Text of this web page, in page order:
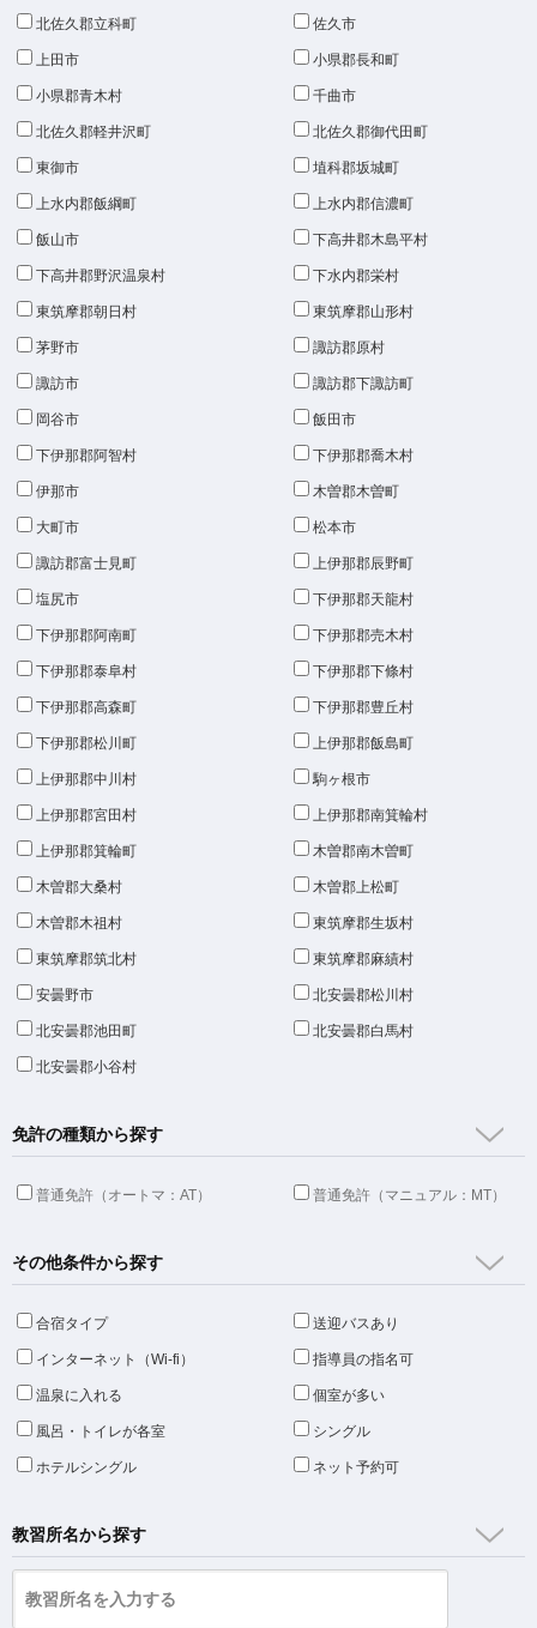
北佐久郡立科町 佐久市
上田市 小県郡長和町
小県郡青木村 千曲市
北佐久郡軽井沢町 北佐久郡御代田町
東御市 埴科郡坂城町
上水内郡飯綱町 上水内郡信濃町
飯山市 下高井郡木島平村
下高井郡野沢温泉村 下水内郡栄村
東筑摩郡朝日村 東筑摩郡山形村
茅野市 諏訪郡原村
諏訪市 諏訪郡下諏訪町
岡谷市 飯田市
下伊那郡阿智村 下伊那郡喬木村
伊那市 木曽郡木曽町
大町市 松本市
諏訪郡富士見町 上伊那郡辰野町
塩尻市 下伊那郡天龍村
下伊那郡阿南町 下伊那郡売木村
下伊那郡泰阜村 下伊那郡下條村
下伊那郡高森町 下伊那郡豊丘村
下伊那郡松川町 上伊那郡飯島町
上伊那郡中川村 駒ヶ根市
上伊那郡宮田村 上伊那郡南箕輪村
上伊那郡箕輪町 木曽郡南木曽町
木曽郡大桑村 木曽郡上松町
木曽郡木祖村 東筑摩郡生坂村
東筑摩郡筑北村 東筑摩郡麻績村
安曇野市 北安曇郡松川村
北安曇郡池田町 北安曇郡白馬村
北安曇郡小谷村
免許の種類から探す
普通免許（オートマ：AT） 普通免許（マニュアル：MT）
その他条件から探す
合宿タイプ 送迎バスあり
インターネット（Wi-fi） 指導員の指名可
温泉に入れる 個室が多い
風呂・トイレが各室 シングル
ホテルシングル ネット予約可
教習所名から探す